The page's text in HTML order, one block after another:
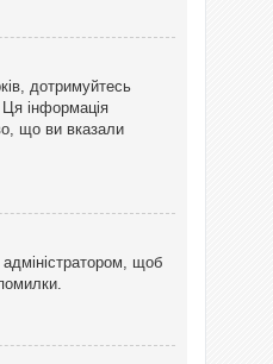
дотримуйтесь
Ця інформація
що ви вказали
щоб